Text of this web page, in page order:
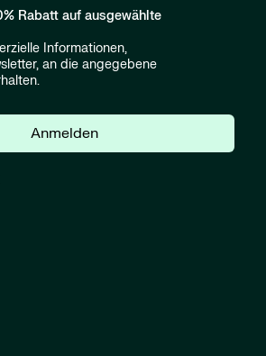
Rabatt auf ausgewählte
Informationen,
an die angegebene
Anmelden